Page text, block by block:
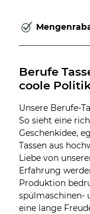
Berufe
coole
Unsere Berufe-
So sieht eine
Geschenkidee,
Tassen aus
Liebe von
Erfahrung
Produktion
spülmaschinen-
eine lange